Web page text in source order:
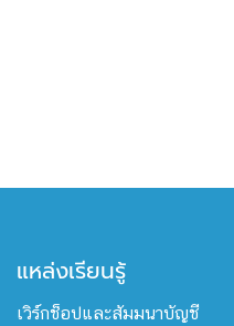
แหล่งเรียนรู้
เวิร์กช็อปและสัมมนาบัญชี